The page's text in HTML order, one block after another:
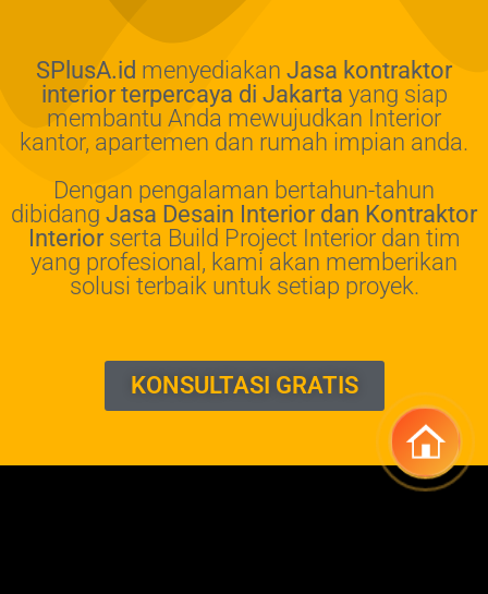
SPlusA.id menyediakan Jasa kontraktor
interior terpercaya di Jakarta yang siap
membantu Anda mewujudkan Interior
kantor, apartemen dan rumah impian anda.
Dengan pengalaman bertahun-tahun
dibidang Jasa Desain Interior dan Kontraktor
Interiorserta Build Project Interior dan tim
yang profesional, kami akan memberikan
solusi terbaik untuk setiap proyek.
KONSULTASI GRATIS